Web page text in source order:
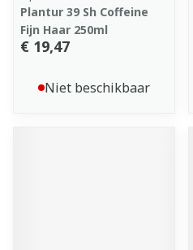
Plantur 39 Sh Coffeine
Fijn Haar 250ml
€ 19,47
Niet beschikbaar